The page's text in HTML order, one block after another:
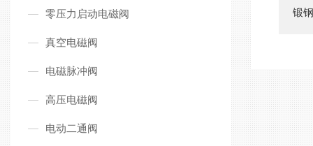
零压力启动电磁阀
真空电磁阀
电磁脉冲阀
高压电磁阀
电动二通阀
锻